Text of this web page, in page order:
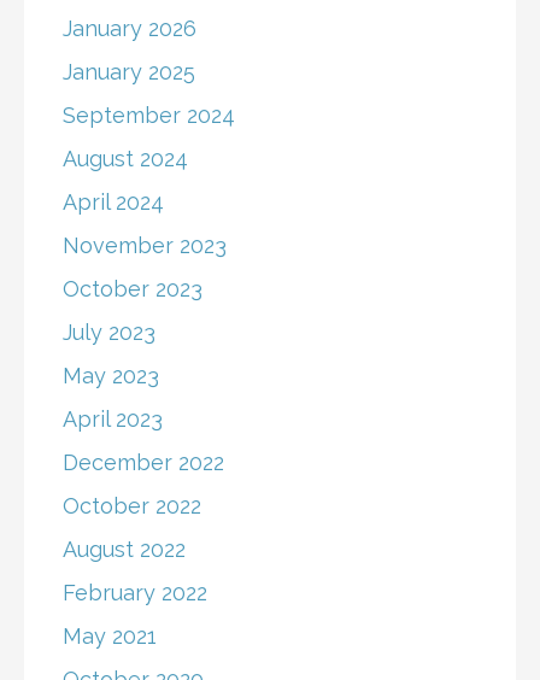
January 2026
January 2025
September 2024
August 2024
April 2024
November 2023
October 2023
July 2023
May 2023
April 2023
December 2022
October 2022
August 2022
February 2022
May 2021